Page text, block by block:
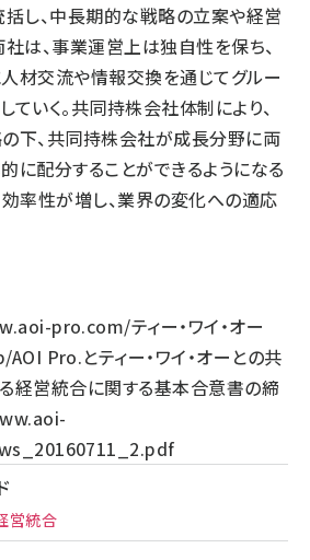
括し、中長期的な戦略の立案や経営
は、事業運営上は独自性を保ち、
材交流や情報交換を通じてグルー
いく。共同持株会社体制により、
下、共同持株会社が成長分野に両
に配分することができるようになる
効率性が増し、業界の変化への適応
pro.com/ティー・ワイ・オー
AOI Pro.とティー・ワイ・オーとの共
経営統合に関する基本合意書の締
営統合